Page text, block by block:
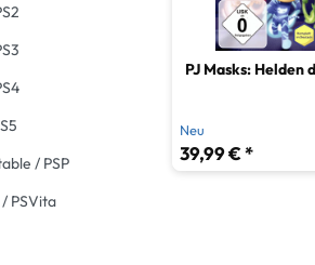
/ PSP
PSVita
PJ Masks: Helden
Neu
39,99 € *